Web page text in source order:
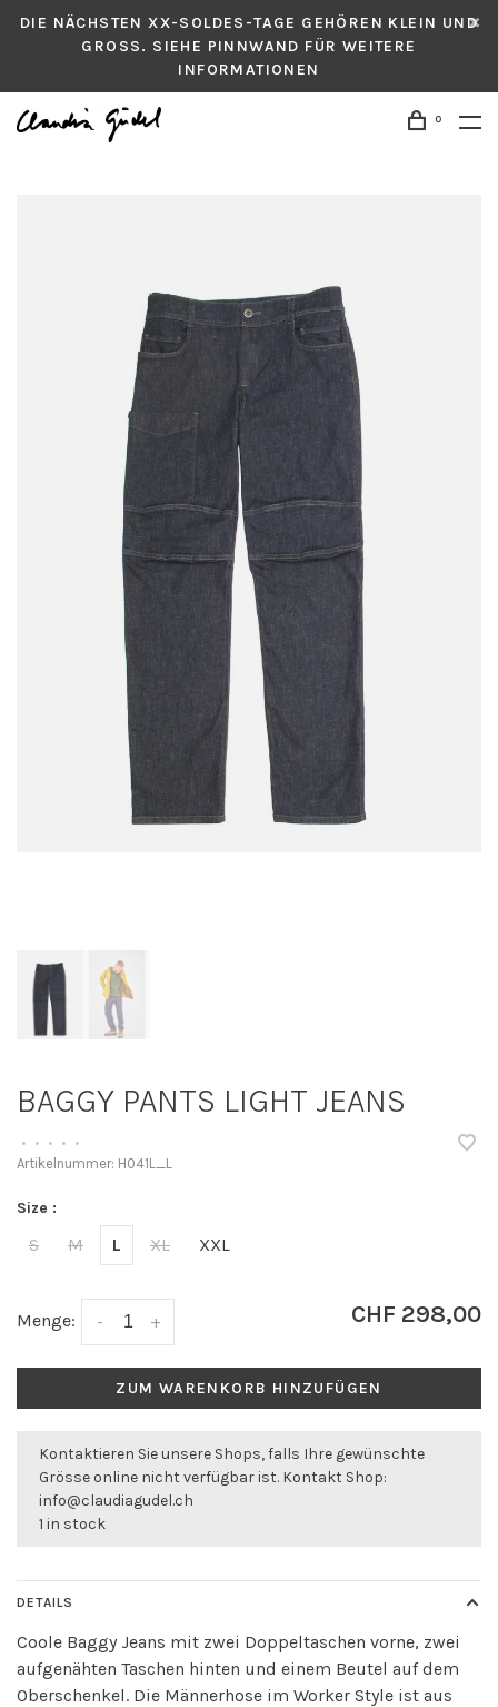
DIE NÄCHSTEN XX-SOLDES-TAGE GEHÖREN KLEIN UND
GROSS. SIEHE PINNWAND FÜR WEITERE
INFORMATIONEN
0
BAGGY PANTS LIGHT JEANS
• • • • •
Artikelnummer: H041L_L
Size :
S M L XL XXL
Menge: +
- CHF 298,00
ZUM WARENKORB HINZUFÜGEN
Kontaktieren Sie unsere Shops, falls Ihre gewünschte
Grösse online nicht verfügbar ist. Kontakt Shop:
info@claudiagudel.ch
1 in stock
DETAILS
Coole Baggy Jeans mit zwei Doppeltaschen vorne, zwei
aufgenähten Taschen hinten und einem Beutel auf dem
Oberschenkel. Die Männerhose im Worker Style ist aus